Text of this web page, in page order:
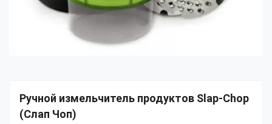
Ручной измельчитель продуктов Slap-Chop
(Слап Чоп)